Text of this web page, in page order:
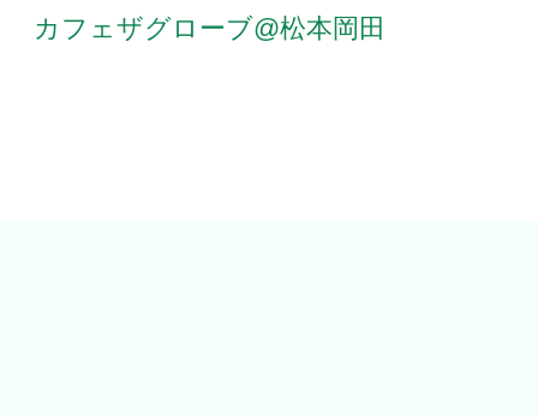
カフェザグローブ@松本岡田